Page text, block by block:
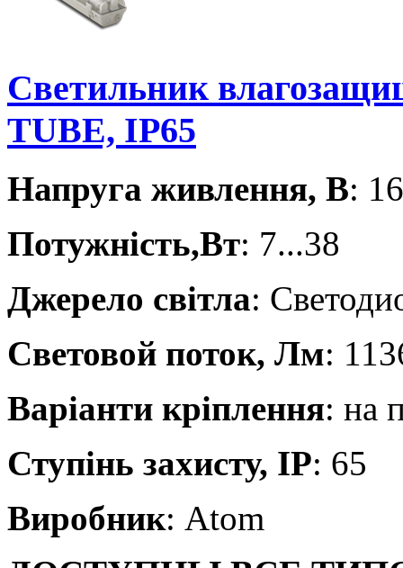
Светильник
TUBE, IP65
Напруга живлення, В:
Потужність,Вт: 7...38
Джерело світла:
Световой поток, Лм:
Варіанти кріплення: на
Ступінь захисту, IP: 65
Виробник: Atom